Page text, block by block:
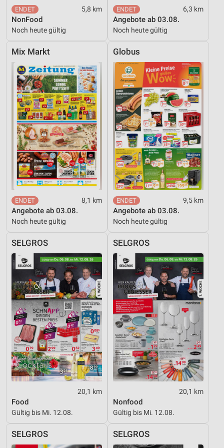
5,8 km
NonFood
Noch heute gültig
6,3 km
Angebote ab 03.08.
Noch heute gültig
Mix Markt
8,1 km
Angebote ab 03.08.
Noch heute gültig
Globus
9,5 km
Angebote ab 03.08.
Noch heute gültig
SELGROS
20,1 km
Food
Gültig bis Mi. 12.08.
SELGROS
20,1 km
Nonfood
Gültig bis Mi. 12.08.
SELGROS SELGROS
Funktional